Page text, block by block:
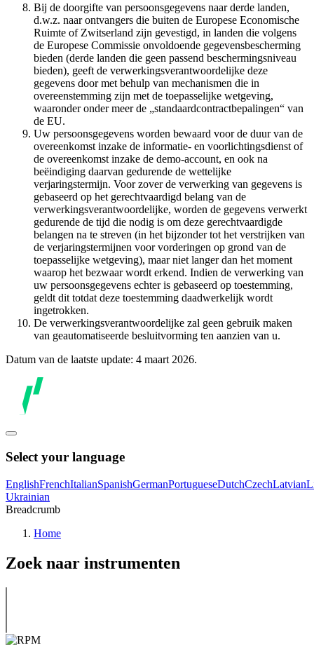
Bij de doorgifte van persoonsgegevens naar derde landen,
d.w.z. naar ontvangers die buiten de Europese Economische
Ruimte of Zwitserland zijn gevestigd, in landen die volgens
de Europese Commissie onvoldoende gegevensbescherming
bieden (derde landen die geen passend beschermingsniveau
bieden), geeft de verwerkingsverantwoordelijke deze
gegevens door met behulp van mechanismen die in
overeenstemming zijn met de toepasselijke wetgeving,
waaronder onder meer de „standaardcontractbepalingen“ van
de EU.
Uw persoonsgegevens worden bewaard voor de duur van de
overeenkomst inzake de informatie- en voorlichtingsdienst of
de overeenkomst inzake de demo-account, en ook na
beëindiging daarvan gedurende de wettelijke
verjaringstermijn. Voor zover de verwerking van gegevens is
gebaseerd op het gerechtvaardigd belang van de
verwerkingsverantwoordelijke, worden de gegevens verwerkt
gedurende de tijd die nodig is om deze gerechtvaardigde
belangen na te streven (in het bijzonder tot het verstrijken van
de verjaringstermijnen voor vorderingen op grond van de
toepasselijke wetgeving), maar niet langer dan het moment
waarop het bezwaar wordt erkend. Indien de verwerking van
uw persoonsgegevens echter is gebaseerd op toestemming,
geldt dit totdat deze toestemming daadwerkelijk wordt
ingetrokken.
De verwerkingsverantwoordelijke zal geen gebruik maken
van geautomatiseerde besluitvorming ten aanzien van u.
Datum van de laatste update: 4 maart 2026.
Select your language
EnglishFrenchItalianSpanishGermanPortugueseDutchCzechLatvian
Ukrainian
Breadcrumb
Home
Zoek naar instrumenten